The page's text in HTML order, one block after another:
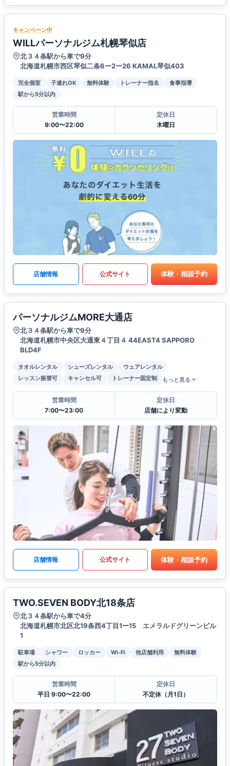
キャンペーン中
WILLパーソナルジム札幌琴似店
北３４条駅から車で9分
北海道札幌市西区琴似二条6ー2ー26 KAMAL琴似403
完全個室 子連れOK 無料体験 トレーナー指名
食事指導
駅から5分以内
営業時間
9:00〜22:00
定休日
木曜日
店舗情報 公式サイト 体験・相談予約
パーソナルジムMORE大通店
北３４条駅から車で9分
北海道札幌市中央区大通東４丁目４ 44EAST4 SAPPORO
BLD4F
タオルレンタル シューズレンタル
ウェアレンタル
レッスン振替可
キャンセル可 トレーナー固定制 もっと見る
営業時間
7:00〜23:00
定休日
店舗により変動
店舗情報 公式サイト 体験・相談予約
TWO.SEVEN BODY北18条店
北３４条駅から車で4分
北海道札幌市北区北19条西4丁目1ー15 エメラルドグリーンビル
1
駐車場 シャワー ロッカー Wi-Fi 他店舗利用
無料体験
駅から5分以内
営業時間
平日 9:00〜22:00
定休日
不定休（月1日）